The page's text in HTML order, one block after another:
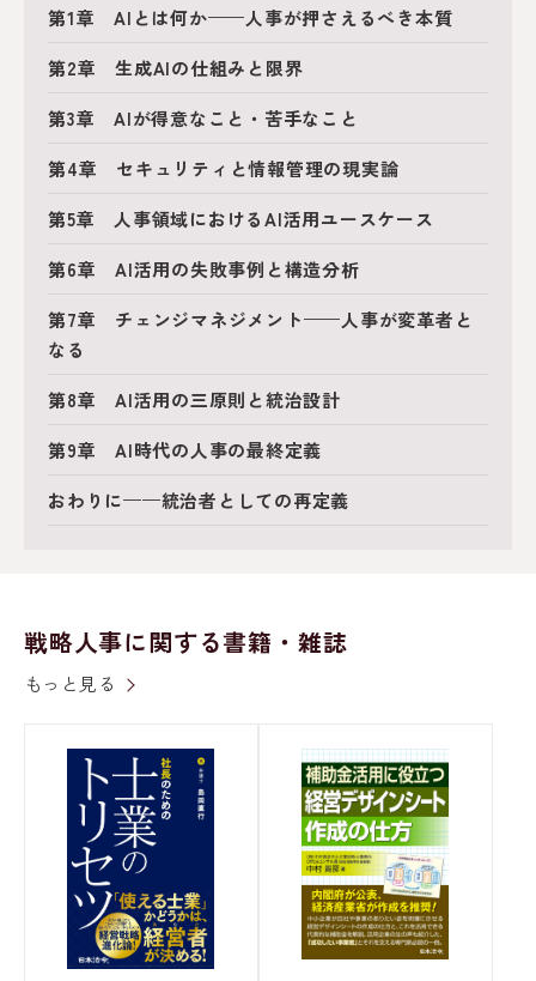
第1章 AIとは何か——人事が押さえるべき本質
第2章 生成AIの仕組みと限界
第3章 AIが得意なこと・苦手なこと
第4章 セキュリティと情報管理の現実論
第5章 人事領域におけるAI活用ユースケース
第6章 AI活用の失敗事例と構造分析
第7章 チェンジマネジメント——人事が変革者と
なる
第8章 AI活用の三原則と統治設計
第9章 AI時代の人事の最終定義
おわりに——統治者としての再定義
戦略人事に関する書籍・雑誌
もっと見る